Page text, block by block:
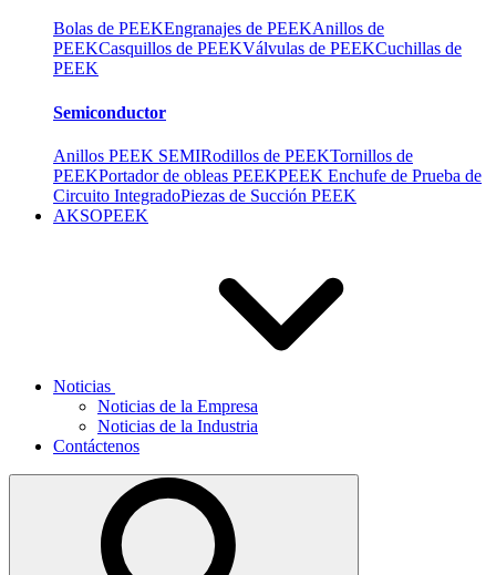
Bolas de PEEKEngranajes de PEEKAnillos de
PEEKCasquillos de PEEKVálvulas de PEEKCuchillas de
PEEK
Semiconductor
Anillos PEEK SEMIRodillos de PEEKTornillos de
PEEKPortador de obleas PEEKPEEK Enchufe de Prueba de
Circuito IntegradoPiezas de Succión PEEK
AKSOPEEK
Noticias
Noticias de la Empresa
Noticias de la Industria
Contáctenos